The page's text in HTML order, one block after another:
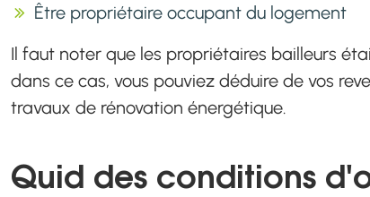
Être propriétaire occupant du logement
Il faut noter que les propriétaires bailleurs
dans ce cas, vous pouviez déduire de vos
travaux de rénovation énergétique.
Quid des conditions